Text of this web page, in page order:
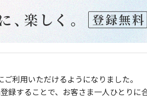
利用いただけるようになりました。
録することで、お客さま一人ひとりに